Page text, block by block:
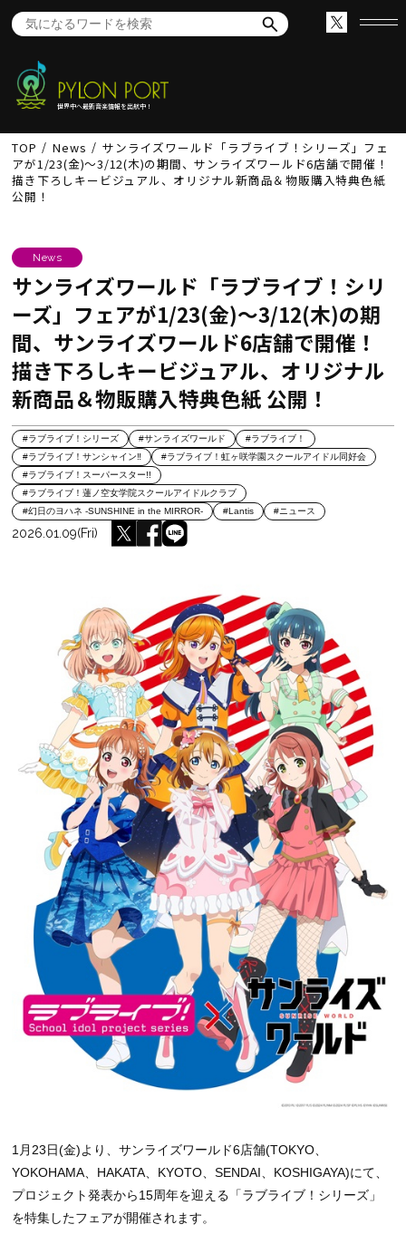
世界中へ最新音楽情報を出航中！
TOP News
サンライズワールド「ラブライブ！シリーズ」フェ
アが1/23(金)～3/12(木)の期間、サンライズワールド6店舗で開催！
描き下ろしキービジュアル、オリジナル新商品＆物販購入特典色紙
公開！
News
サンライズワールド「ラブライブ！シリ
ーズ」フェアが1/23(金)～3/12(木)の期
間、サンライズワールド6店舗で開催！
描き下ろしキービジュアル、オリジナル
新商品＆物販購入特典色紙 公開！
#ラブライブ！シリーズ #サンライズワールド
#ラブライブ！
#ラブライブ！サンシャイン‼
#ラブライブ！虹ヶ咲学園スクールアイドル同好会
#ラブライブ！スーパースター!!
#ラブライブ！蓮ノ空女学院スクールアイドルクラブ
#幻日のヨハネ -SUNSHINE in the MIRROR-
#Lantis #ニュース
2026.01.09(Fri)
1月23日(金)より、サンライズワールド6店舗(TOKYO、
YOKOHAMA、HAKATA、KYOTO、SENDAI、KOSHIGAYA)にて、
プロジェクト発表から15周年を迎える「ラブライブ！シリーズ」
を特集したフェアが開催されます。